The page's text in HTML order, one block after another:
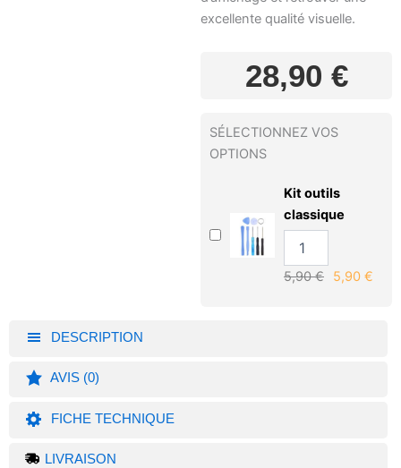
excellente qualité visuelle.
28,90 €
SÉLECTIONNEZ VOS
OPTIONS
Kit outils
classique
5,90€ 5,90 €
DESCRIPTION
AVIS (0)
FICHE TECHNIQUE
LIVRAISON